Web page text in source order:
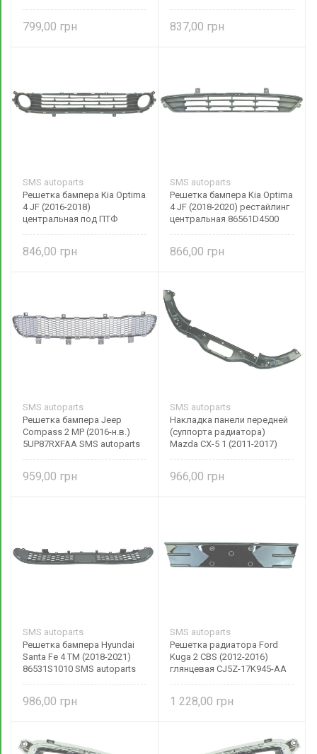
799,00 837,00
SMS autoparts
Решетка бампера Kia Optima
4 JF (2016-2018)
центральная под ПТФ
846,00
SMS autoparts
Решетка бампера Kia Optima
4 JF (2018-2020) рестайлинг
центральная 86561D4500
866,00
SMS autoparts
Решетка бампера Jeep
Compass 2 MP (2016-н.в.)
5UP87RXFAA SMS autoparts
959,00
SMS autoparts
Накладка панели передней
(суппорта радиатора)
Mazda CX-5 1 (2011-2017)
966,00
SMS autoparts
Решетка бампера Hyundai
Santa Fe 4 TM (2018-2021)
86531S1010 SMS autoparts
986,00
SMS autoparts
Решетка радиатора Ford
Kuga 2 CBS (2012-2016)
глянцевая CJ5Z-17K945-AA
1 228,00